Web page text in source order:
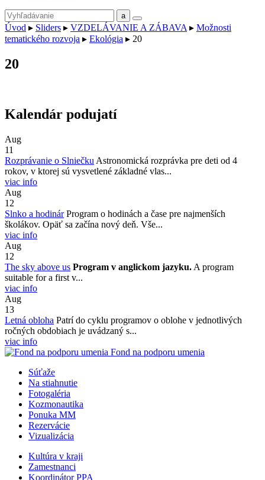
Úvod ▸ Sliders ▸ VZDELÁVANIE A ZÁBAVA ▸ Možnosti
tematického rozvoja ▸ Ekológia ▸ 20
20
Kalendár podujatí
Aug
11
Rozprávanie o Slniečku Astronomická rozprávka pre deti od 4
rokov, v ktorej sú vysvetlené základné vlas...
viac info
Aug
12
Slnko a hodinárProgram o hodinách a čase pre najmenších
školákov. Opäť sa začína nový deň. Vše...
viac info
Aug
12
The sky above us Program v anglickom jazyku. A program
suitable for a first v...
viac info
Aug
13
Letná obloha Patrí do cyklu programov o oblohe v jednotlivých
ročných obdobiach je uvádzaný s...
viac info
Fond na podporu umenia
Súťaže
Na stiahnutie
Fotogaléria
Kozmonautika
Ponuka MM
Rezervácie
Vizualizácia
Kultúra v kraji
Zamestnanci
Koordinátor PPA